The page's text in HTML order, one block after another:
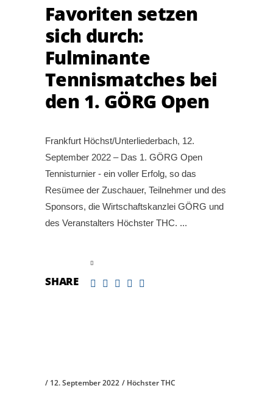
Favoriten setzen
sich durch:
Fulminante
Tennismatches bei
den 1. GÖRG Open
Frankfurt Höchst/Unterliederbach, 12.
September 2022 – Das 1. GÖRG Open
Tennisturnier - ein voller Erfolg, so das
Resümee der Zuschauer, Teilnehmer und des
Sponsors, die Wirtschaftskanzlei GÖRG und
des Veranstalters Höchster THC.
SHARE
12. September 2022
Höchster THC